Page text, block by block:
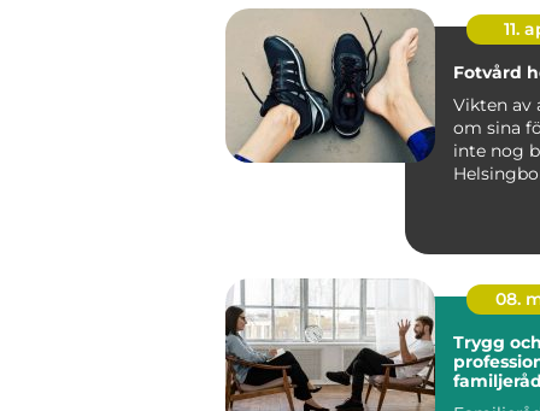
11.
Fotvård
Vikten av
om sina
inte nog
08.
Trygg och